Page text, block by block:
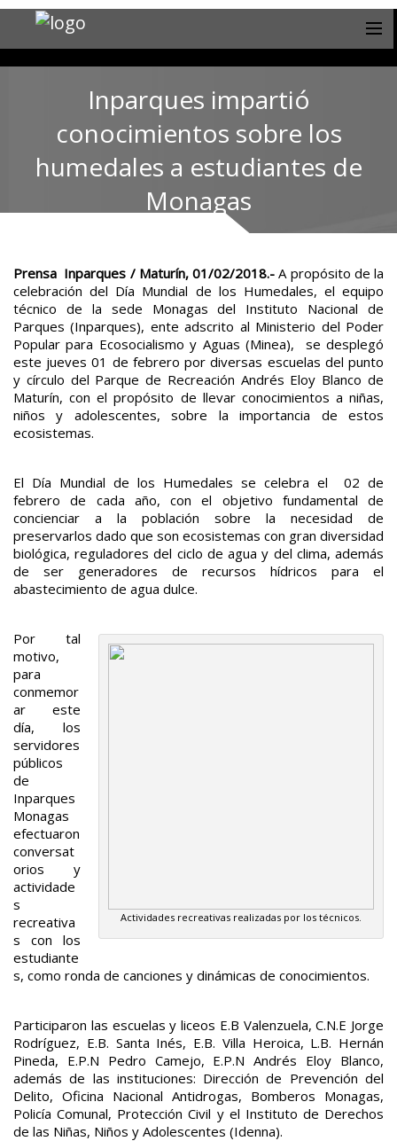
Inparques impartió
conocimientos sobre los
humedales a estudiantes de
Monagas
Prensa Inparques / Maturín, 01/02/2018.- A propósito de la
celebración del Día Mundial de los Humedales, el equipo
técnico de la sede Monagas del Instituto Nacional de
Parques (Inparques), ente adscrito al Ministerio del Poder
Popular para Ecosocialismo y Aguas (Minea), se desplegó
este jueves 01 de febrero por diversas escuelas del punto
y círculo del Parque de Recreación Andrés Eloy Blanco de
Maturín, con el propósito de llevar conocimientos a niñas,
niños y adolescentes, sobre la importancia de estos
ecosistemas.
El Día Mundial de los Humedales se celebra el 02 de
febrero de cada año, con el objetivo fundamental de
concienciar a la población sobre la necesidad de
preservarlos dado que son ecosistemas con gran diversidad
biológica, reguladores del ciclo de agua y del clima, además
de ser generadores de recursos hídricos para el
abastecimiento de agua dulce.
Actividades recreativas realizadas por los técnicos.
Por tal
motivo,
para
conmemor
ar este
día, los
servidores
públicos
de
Inparques
Monagas
efectuaron
conversat
orios y
actividade
s
recreativa
s con los
estudiante
s, como ronda de canciones y dinámicas de conocimientos.
Participaron las escuelas y liceos E.B Valenzuela, C.N.E Jorge
Rodríguez, E.B. Santa Inés, E.B. Villa Heroica, L.B. Hernán
Pineda, E.P.N Pedro Camejo, E.P.N Andrés Eloy Blanco,
además de las instituciones: Dirección de Prevención del
Delito, Oficina Nacional Antidrogas, Bomberos Monagas,
Policía Comunal, Protección Civil y el Instituto de Derechos
de las Niñas, Niños y Adolescentes (Idenna).